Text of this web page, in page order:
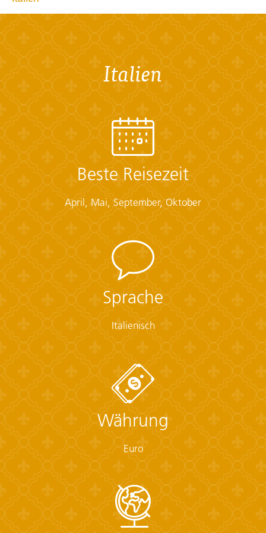
Übersicht
Checklist
Conservative Dress:
• Modest clothing that covers knees and shoulders
(Long pants, long skirts, shirts that cover shoulders)
• Shawl or scarf (for temple visits)
Documents:
• Flight info (required) (Printouts of e-tickets may be
required at the border)
• Insurance info (required) (With photocopies)
• Passport (required) (With photocopies)
• Vouchers and pre-departure information (required)
• Visas or vaccination certificates (With photocopies)
Essentials:
• Toiletries (required) (Shampoo, bodywash, soap, etc.)
• Binoculars (optional)
• Camera (With extra memory cards and batteries)
• Cash, credit and debit cards
• Day pack (Used for daily excursions or short
overnights)
• Ear plugs
• First-aid kit (should contain lip balm with sunscreen,
sunscreen, whistle, Aspirin, Ibuprofen, bandaids/plasters,
tape, anti-histamines, antibacterial gel/wipes, antiseptic
cream, Imodium or similar tablets for mild cases of
diarrhea, rehydration powder, water purification tablets
or drops, insect repellent, sewing kit, extra prescription
drugs you may be taking)
• Flashlight/torch (Headlamps are ideal)
• Fleece top/sweater
• Footwear
• Hat
• Headphones (Noise-cancelling recommended)
• Locks for bags
• Long pants/jeans
Italien
Beste Reisezeit
April, Mai, September, Oktober
Sprache
Italienisch
Währung
Euro